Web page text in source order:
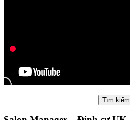
kiếm:
Tìm kiếm